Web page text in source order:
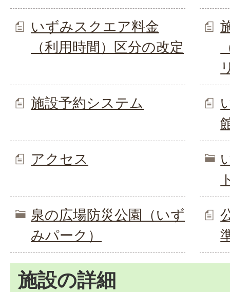
いずみスクエア料金
（利用時間）区分の改定
施設予約システム
アクセス
泉の広場防災公園（いず
みパーク）
施設の詳細